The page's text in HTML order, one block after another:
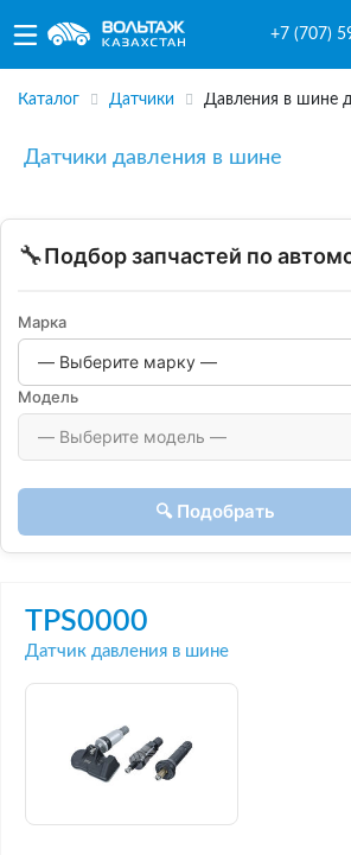
+7 (707)
Каталог Датчики Давления в шине
Датчики давления в шине
🔧Подбор запчастей по
Марка
Модель
🔍 Подобрать
TPS0000
Датчик давления в шине